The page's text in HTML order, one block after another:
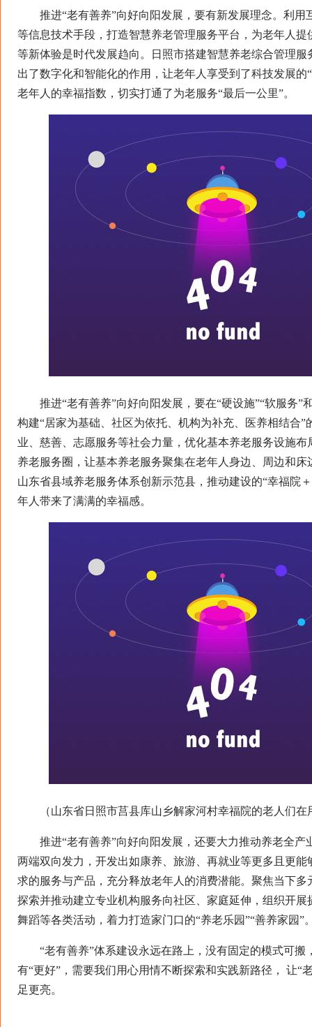
推进“老有善养”向好向阳发展，要有新发展理念。利用
等信息技术手段，打造智慧养老管理服务平台，为老年人提
等新体验是时代发展趋向。日照市搭建智慧养老综合管理服
出了数字化和智能化的作用，让老年人享受到了科技发展的
老年人的幸福指数，切实打通了为老服务“最后一公里”。
推进“老有善养”向好向阳发展，要在“硬设施”“软服务”
构建“居家为基础、社区为依托、机构为补充、医养相结合”
业、慈善、志愿服务等社会力量，优化基本养老服务设施布
养老服务圈，让基本养老服务聚集在老年人身边、周边和床
山东省县域养老服务体系创新示范县，推动建设的“幸福院
年人带来了满满的幸福感。
（山东省日照市莒县库山乡解家河村幸福院的老人们在
推进“老有善养”向好向阳发展，还要大力推动养老全产
两端双向发力，开发出如康养、旅游、再就业等更多且更能
求的服务与产品，充分释放老年人的消费潜能。聚焦当下多
探索并推动建立专业机构服务向社区、家庭延伸，组织开展
舞蹈等各类活动，着力打造家门口的“养老乐园”“善养家园”
“老有善养”体系建设永远在路上，没有固定的模式可搬
有“更好”，需要我们用心用情不断探索和实践新路径， 让“
足更亮。